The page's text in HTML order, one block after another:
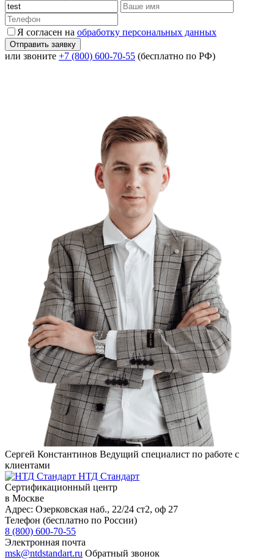
Я согласен на обработку персональных данных
или звоните +7 (800) 600-70-55 (бесплатно по РФ)
Сергей Константинов Ведущий специалист по работе с
клиентами
НТД Стандарт
Сертификационный центр
в Москве
Адрес: Озерковская наб., 22/24 ст2, оф 27
Телефон (бесплатно по России)
8 (800) 600-70-55
Электронная почта
msk@ntdstandart.ru Обратный звонок